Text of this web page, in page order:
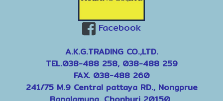
Facebook
A.K.G.TRADING CO.,LTD.
TEL.038-488 258, 038-488 259
FAX. 038-488 260
241/75 M.9 Central pattaya RD., Nongprue